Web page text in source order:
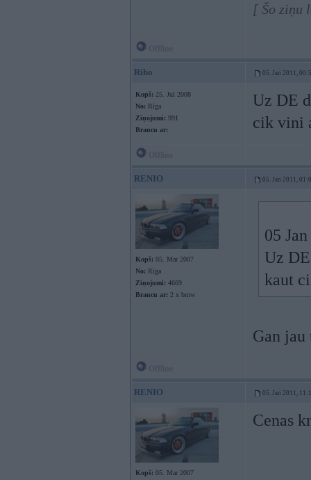
[ Šo ziņu
Riho 05. Jan 2011,
Kopš: 25. Jul 2008
No: Rīga
Ziņojumi: 991
Braucu ar:
Uz DE
cik vini
RENIO 05. Jan 2011,
Kopš: 05. Mar 2007
No: Rīga
Ziņojumi: 4669
Braucu ar: 2 x bmw
05
Uz
kaut
Gan
RENIO 05. Jan 2011,
Kopš: 05. Mar 2007
Cenas